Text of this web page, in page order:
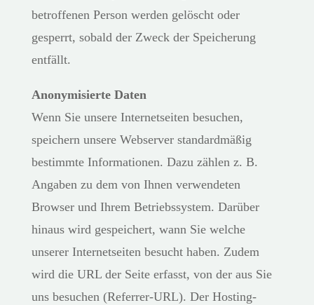
betroffenen Person werden gelöscht oder
gesperrt, sobald der Zweck der Speicherung
entfällt.
Anonymisierte Daten
Wenn Sie unsere Internetseiten besuchen,
speichern unsere Webserver standardmäßig
bestimmte Informationen. Dazu zählen z. B.
Angaben zu dem von Ihnen verwendeten
Browser und Ihrem Betriebssystem. Darüber
hinaus wird gespeichert, wann Sie welche
unserer Internetseiten besucht haben. Zudem
wird die URL der Seite erfasst, von der aus Sie
uns besuchen (Referrer-URL). Der Hosting-